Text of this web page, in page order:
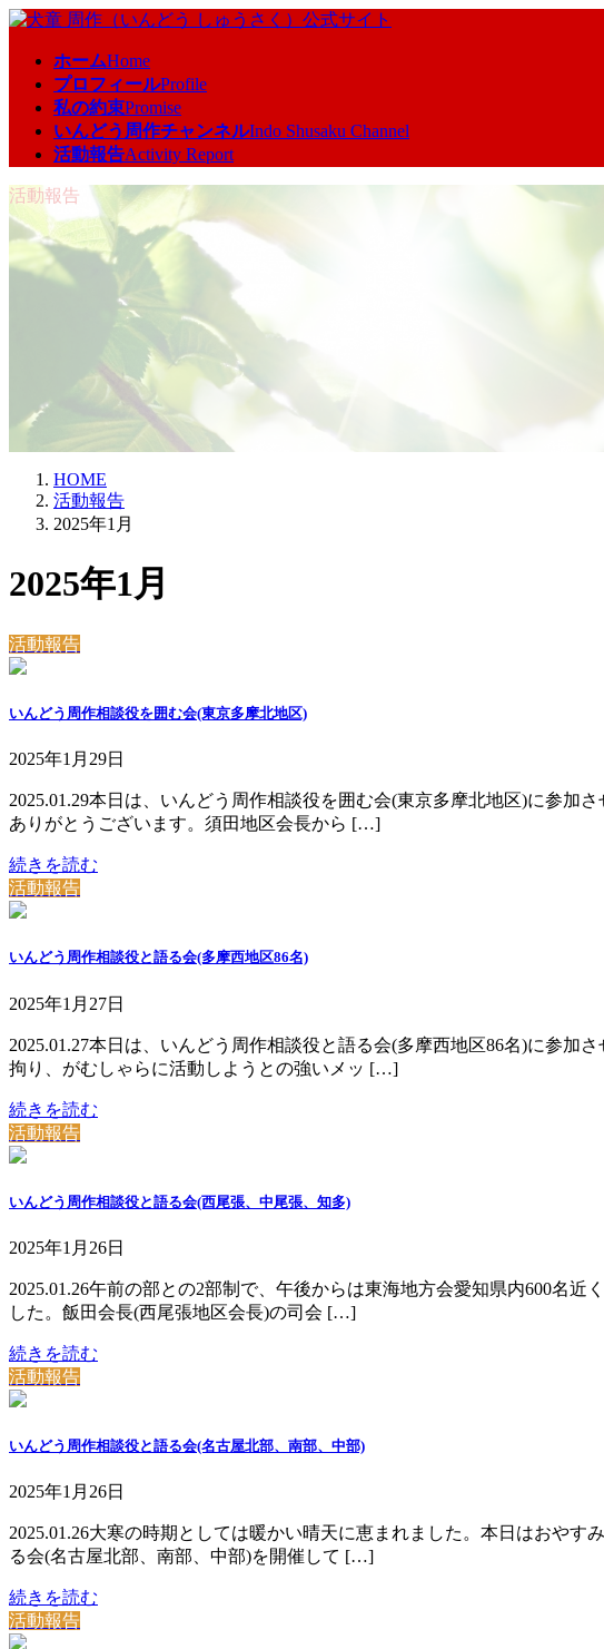
コ
キ
ッ
プ
ナ
に
移
動
ホームHome
プロフィールProfile
私の約束Promise
いんどう周作チャンネルIndo Shusaku Channel
活動報告Activity Report
活動報告
HOME
活動報告
2025年1月
2025年1月
活動報告
いんどう周作相談役を囲む会(東京多摩北地区)
2025年1月29日
2025.01.29本日は、いんどう周作相談役を囲む会(東京多摩北地区)に参加
ありがとうございます。須田地区会長から […]
続きを読む
活動報告
いんどう周作相談役と語る会(多摩西地区86名)
2025年1月27日
2025.01.27本日は、いんどう周作相談役と語る会(多摩西地区86名)に参
拘り、がむしゃらに活動しようとの強いメッ […]
続きを読む
活動報告
いんどう周作相談役と語る会(西尾張、中尾張、知多)
2025年1月26日
2025.01.26午前の部との2部制で、午後からは東海地方会愛知県内600名
した。飯田会長(西尾張地区会長)の司会 […]
続きを読む
活動報告
いんどう周作相談役と語る会(名古屋北部、南部、中部)
2025年1月26日
2025.01.26大寒の時期としては暖かい晴天に恵まれました。本日はおや
る会(名古屋北部、南部、中部)を開催して […]
続きを読む
活動報告